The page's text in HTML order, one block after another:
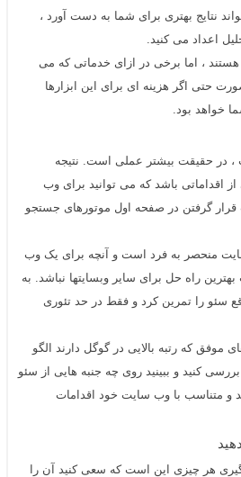
نتایج بهتری برای شما به دست آورد ،
اعداد می کنید.
هستند ، اما برخی در ازای خدماتی که می
حتی اگر هزینه ای برای این ابزارها
خواهد بود.
در حقیقت بیشتر عملی است. نتیجه
از اقداماتی باشد که می توانید برای وب
گرفتن در صفحه اول موتورهای جستجو
منحصر به فرد است و آنچه برای یک وب
راه حل برای سایر وبسایتها نباشد. به
سئو را تمرین کرد و فقط در حد تئوری
موفق که رتبه بالایی در گوگل دارند الگو
بررسی کنید و ببینید روی چه جنبه هایی از سئو
و متناسب با وب سایت خود اقدامات
هر چیزی این است که سعی کنید آن را